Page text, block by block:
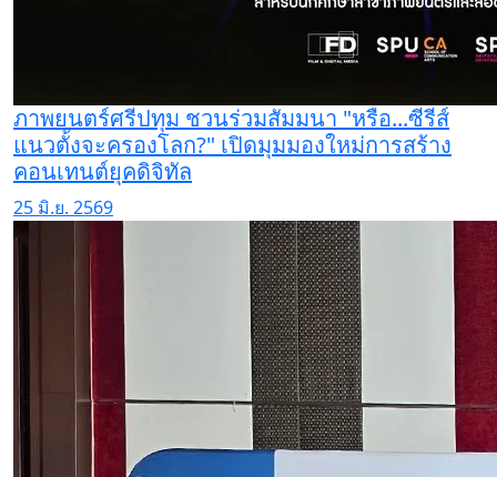
ภาพยนตร์ศรีปทุม ชวนร่วมสัมมนา "หรือ...ซีรีส์
แนวตั้งจะครองโลก?" เปิดมุมมองใหม่การสร้าง
คอนเทนต์ยุคดิจิทัล
25 มิ.ย. 2569